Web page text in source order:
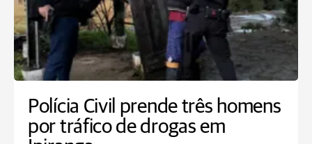
Polícia Civil prende três homens
por tráfico de drogas em